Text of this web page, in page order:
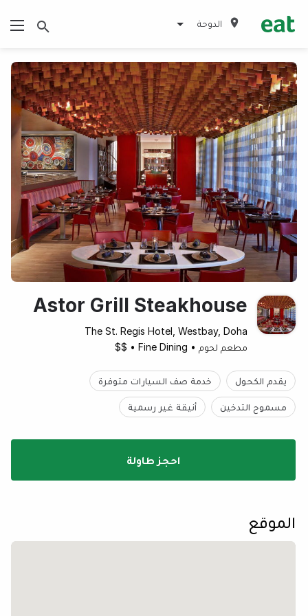
الدوحة
Astor Grill Steakhouse
The St. Regis Hotel, Westbay, Doha
مطعم لحوم •
Fine Dining
•
$$
يقدم الكحول خدمة صف السيارات متوفرة
مسموح التدخين أنيقة غير رسمية
احجز طاولة
الموقع